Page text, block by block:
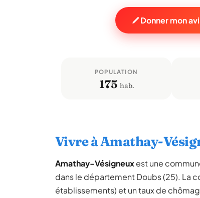
Donner mon
POPULATION
175 hab.
Vivre à Amathay-
Amathay-Vésigneuxest une
dans le département Doubs (25). La
établissements) et un taux de